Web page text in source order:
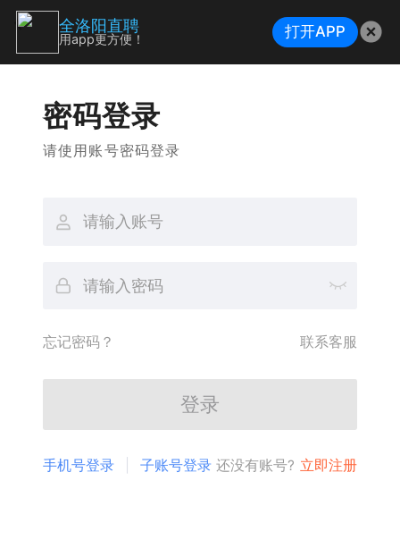
密码登录
请使用账号密码登录
忘记密码？ 联系客服
登录
手机号登录 子账号登录 还没有账号? 立即注册
全洛阳直聘
用app更方便！ 打开APP